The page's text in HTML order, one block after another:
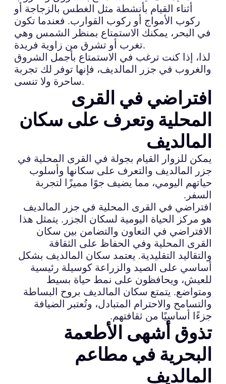
أثناء القيام بأنشطة مثل الغطس بالزجاجة أو
ركوب الأمواج أو ركوب القوارب. فعندما تكون
في البحر، يمكنك الاستمتاع بمنظر الشمس وهي
تغرب أو تشرق من زاوية فريدة.
لذا، إذا كنت ترغب في الاستمتاع بأجمل الشروق
والغروب في جزر المالديف، فإنها توفر لك تجربة
ساحرة ولا تنسى.
افتراضي في القرى
المحلية وتعرف على سكان
المالديف
يمكن للزوار القيام بجولة في القرى المحلية في
جزر المالديف والتعرف على سكانها وأسلوب
حياتهم اليومي، مما يضيف جوًا مميزًا لتجربة
السفر.
افتراضي في القرى المحلية في جزر المالديف
هو مركز الحياة اليومية لسكان الجزر. يتمثل هذا
الافتراضي في التعاون والتضامن بين سكان
القرى المحلية وفي الحفاظ على الثقافة
والتقاليد التقليدية. يعتمد سكان المالديف بشكل
أساسي على الصيد والزراعة كوسيلة رئيسية
للعيش، ويحافظون على نمط حياة بسيط
ومتواضع. يتمتع سكان المالديف بروح البساطة
والتسامح والاحترام المتبادل، وتُعتبر الضيافة
جزءًا أساسيًا من ثقافتهم.
تذوق أشهى الأطعمة
البحرية في مطاعم
المالديف